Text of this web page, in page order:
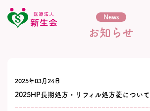
News
お知らせ
2025年03月24日
2025HP長期処方・リフィル処方菱について